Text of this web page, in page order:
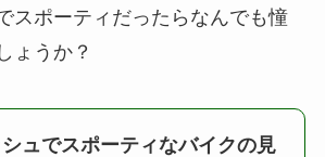
スポーティだったらなんでも憧
ょうか？
ュでスポーティなバイクの見